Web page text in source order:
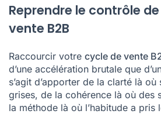
Reprendre le contrôle
vente B2B
Raccourcir votre cycle de vente
d’une accélération brutale que
s’agit d’apporter de la clarté là
grises, de la cohérence là où des
la méthode là où l’habitude a pris